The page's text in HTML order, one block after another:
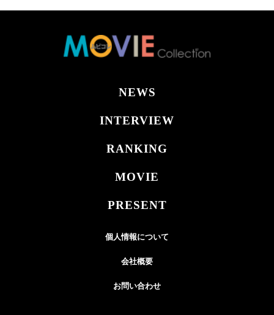
NEWS
INTERVIEW
RANKING
MOVIE
PRESENT
個人情報について
会社概要
お問い合わせ